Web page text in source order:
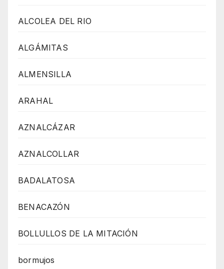
ALCOLEA DEL RIO
ALGÁMITAS
ALMENSILLA
ARAHAL
AZNALCÁZAR
AZNALCOLLAR
BADALATOSA
BENACAZÓN
BOLLULLOS DE LA MITACIÓN
bormujos